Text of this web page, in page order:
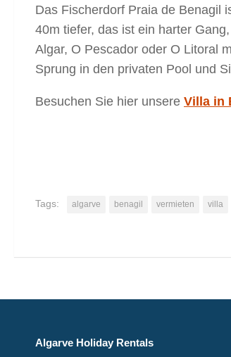
Das Fischerdorf Praia de Benagil
40m tiefer, das ist ein harter
Algar, O Pescador oder O Litoral
Sprung in den privaten Pool und
Besuchen Sie hier unsere Villa in
Tags: algarve benagil vermieten villa
Algarve Holiday Rentals